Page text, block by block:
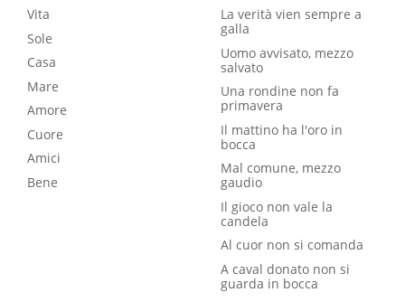
Vita
Sole
Casa
Mare
Amore
Cuore
Amici
Bene
La verità vien sempre a
galla
Uomo avvisato, mezzo
salvato
Una rondine non fa
primavera
Il mattino ha l'oro in
bocca
Mal comune, mezzo
gaudio
Il gioco non vale la
candela
Al cuor non si comanda
A caval donato non si
guarda in bocca